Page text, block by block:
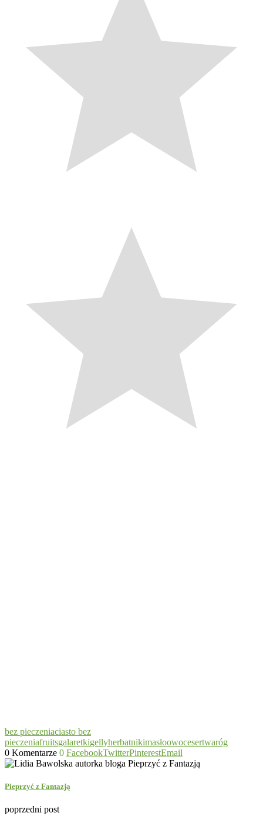
bez pieczeniaciasto bez
pieczeniafruitsgalaretkigellyherbatnikimasłoowocesertwaróg
0 Komentarze 0 FacebookTwitterPinterestEmail
Pieprzyć z Fantazją
poprzedni post